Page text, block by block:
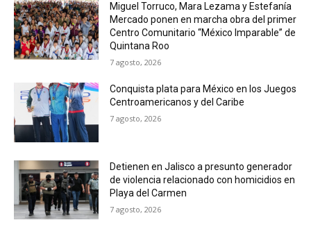
Miguel Torruco, Mara Lezama y Estefanía
Mercado ponen en marcha obra del primer
Centro Comunitario “México Imparable” de
Quintana Roo
7 agosto, 2026
Conquista plata para México en los Juegos
Centroamericanos y del Caribe
7 agosto, 2026
Detienen en Jalisco a presunto generador
de violencia relacionado con homicidios en
Playa del Carmen
7 agosto, 2026